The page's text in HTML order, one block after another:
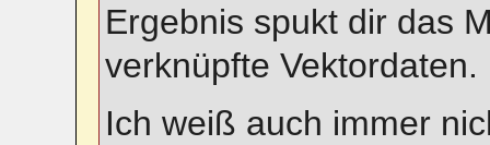
Ergebnis spukt dir das
verknüpfte Vektordaten.
Ich weiß auch immer